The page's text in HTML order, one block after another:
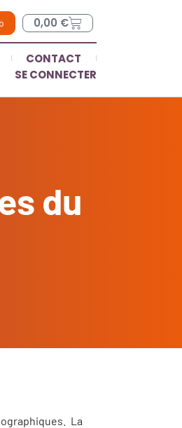
0,00 €
CONTACT
SE CONNECTER
du
La